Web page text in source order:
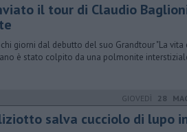
il tour di Claudio
giorni dal debutto del suo Grandtour "La vita
è stato colpito da una polmonite
GIOVEDÌ 28
salva cucciolo di lupo